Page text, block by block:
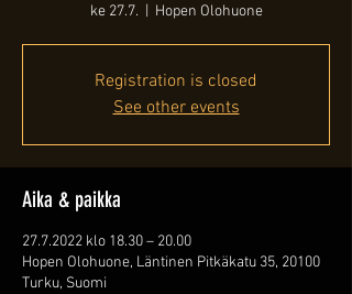
ke 27.7. Hopen Olohuone
Registration is closed
See other events
Aika & paikka
27.7.2022 klo 18.30 – 20.00
Hopen Olohuone, Läntinen Pitkäkatu 35, 20100
Turku, Suomi